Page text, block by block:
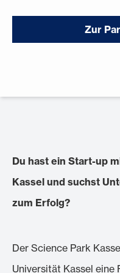
Zur
Du hast ein Start-up
Kassel und suchst
zum Erfolg?
Der Science Park
Universität Kassel